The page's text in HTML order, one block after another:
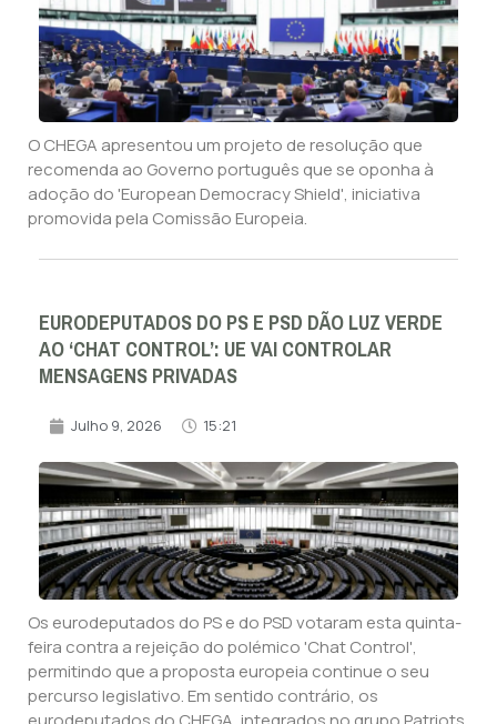
O CHEGA apresentou um projeto de resolução que
recomenda ao Governo português que se oponha à
adoção do 'European Democracy Shield', iniciativa
promovida pela Comissão Europeia.
EURODEPUTADOS DO PS E PSD DÃO LUZ VERDE
AO ‘CHAT CONTROL’: UE VAI CONTROLAR
MENSAGENS PRIVADAS
Julho 9, 2026 15:21
Os eurodeputados do PS e do PSD votaram esta quinta-
feira contra a rejeição do polémico 'Chat Control',
permitindo que a proposta europeia continue o seu
percurso legislativo. Em sentido contrário, os